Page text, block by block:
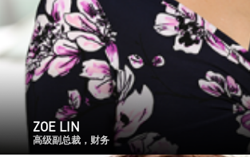
ZOE LIN
高级副总裁，财务